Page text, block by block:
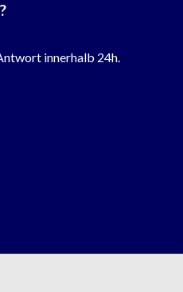
innerhalb 24h.